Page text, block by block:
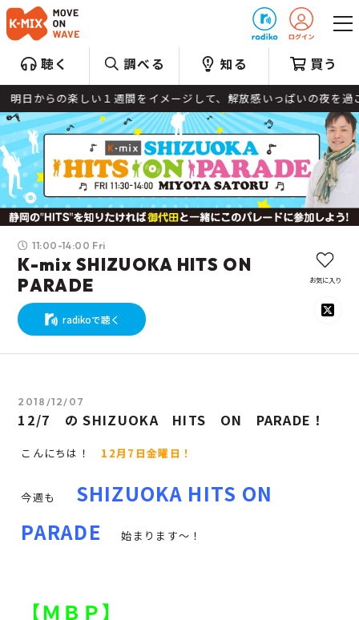
聴く 調べる 知る 買う
らの楽しい１週間をイメージして、解放感いっぱいの夜を過ご
11:00-14:00 Fri
K-mix SHIZUOKA HITS ON
PARADE
radikoで聴く
お気に入り
2018/12/07
12/7 の SHIZUOKA HITS ON PARADE！
こんにちは！ 12月7日金曜日！
今週も
SHIZUOKA HITS ON
PARADE始まります～！
【ＭＢＰ】